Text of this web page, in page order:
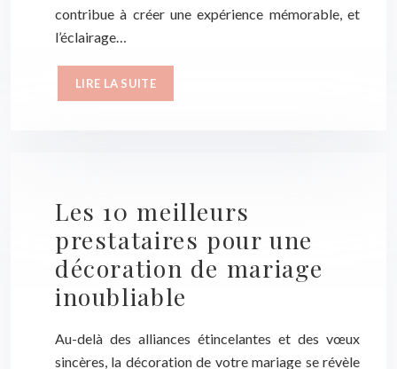
contribue à créer une expérience mémorable, et
l’éclairage…
LIRE LA SUITE
Les 10 meilleurs
prestataires pour une
décoration de mariage
inoubliable
Au-delà des alliances étincelantes et des vœux
sincères, la décoration de votre mariage se révèle